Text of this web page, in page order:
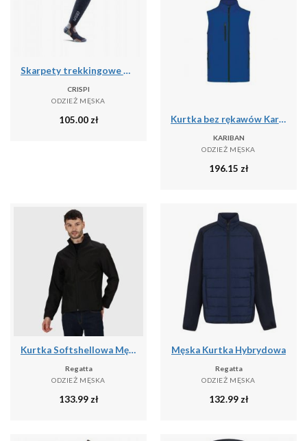
Skarpety trekkingowe Crispi Calza Pro
CRISPI
ODZIEŻ MĘSKA
105.00 zł Kurtka bez rękawów Kariban
KARIBAN
ODZIEŻ MĘSKA
196.15 zł
Kurtka Softshellowa Męska Lekka
Regatta
ODZIEŻ MĘSKA
133.99 zł
Męska Kurtka Hybrydowa
Regatta
ODZIEŻ MĘSKA
132.99 zł